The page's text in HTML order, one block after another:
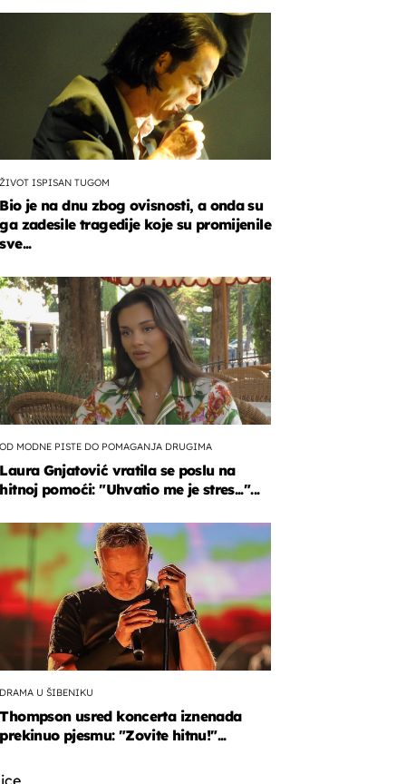
ŽIVOT ISPISAN TUGOM
Bio je na dnu zbog ovisnosti, a onda su
ga zadesile tragedije koje su promijenile
sve...
OD MODNE PISTE DO POMAGANJA DRUGIMA
Laura Gnjatović vratila se poslu na
hitnoj pomoći: "Uhvatio me je stres..."...
DRAMA U ŠIBENIKU
Thompson usred koncerta iznenada
prekinuo pjesmu: "Zovite hitnu!"...